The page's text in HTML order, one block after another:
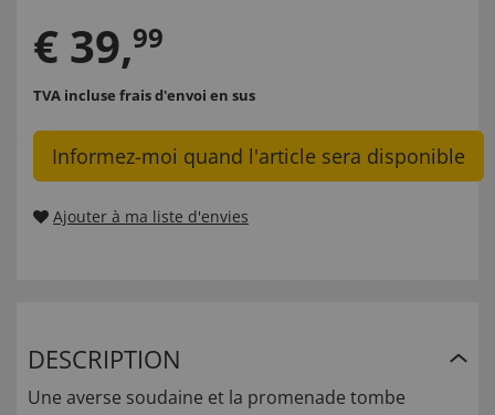
€ 39,99
TVA incluse frais d'envoi en sus
Informez-moi quand l'article sera disponible
Ajouter à ma liste d'envies
DESCRIPTION
Une averse soudaine et la promenade tombe